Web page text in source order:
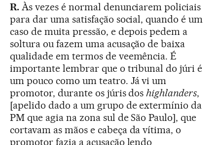
R.Às vezes é normal denunciarem policiais
para dar uma satisfação social, quando é um
caso de muita pressão, e depois pedem a
soltura ou fazem uma acusação de baixa
qualidade em termos de veemência. É
importante lembrar que o tribunal do júri é
um pouco como um teatro. Já vi um
promotor, durante os júris doshighlanders,
[apelido dado a um grupo de extermínio da
PM que agia na zona sul de São Paulo], que
cortavam as mãos e cabeça da vítima, o
promotor fazia a acusação lendo